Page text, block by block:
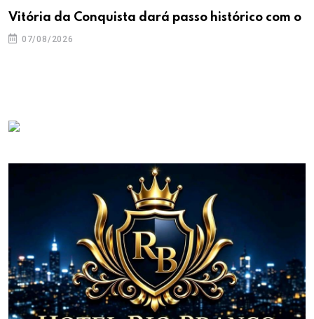
Vitória da Conquista dará passo histórico com o
07/08/2026